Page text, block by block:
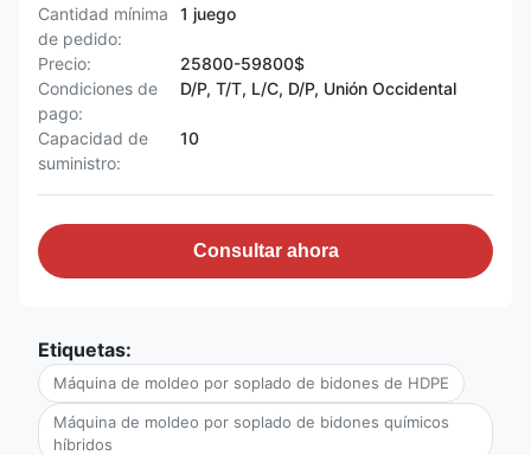
Cantidad mínima
de pedido:
1 juego
Precio:
25800-59800$
Condiciones de
pago:
D/P, T/T, L/C, D/P, Unión Occidental
Capacidad de
suministro:
10
Consultar ahora
Etiquetas:
Máquina de moldeo por soplado de bidones de HDPE
Máquina de moldeo por soplado de bidones químicos
híbridos